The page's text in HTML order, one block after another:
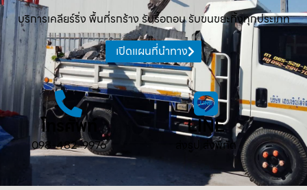
บริการเคลียร์ริ่ง พื้นที่รกร้าง รับรื้อถอน รับขนขยะทิ้งทุกประเภท
เปิดแผนที่นำทาง
โทรศัพท์
098-482-9976
LINE
ส่งรูป ส่งพิกัด